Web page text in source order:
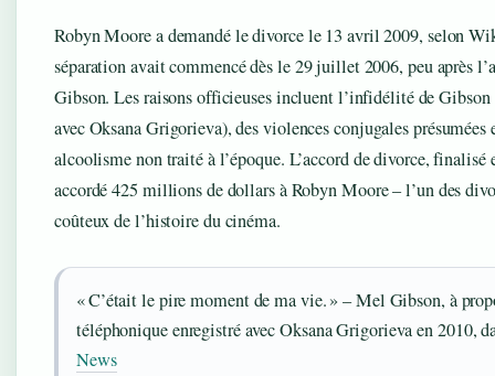
Robyn Moore a demandé le divorce le 13 avril 2009, selon
séparation avait commencé dès le 29 juillet 2006, peu après
Gibson. Les raisons officieuses incluent l’infidélité de
avec Oksana Grigorieva), des violences conjugales présumées
alcoolisme non traité à l’époque. L’accord de divorce, finalisé
accordé 425 millions de dollars à Robyn Moore – l’un des
coûteux de l’histoire du cinéma.
« C’était le pire moment de ma vie. » – Mel Gibson, à
téléphonique enregistré avec Oksana Grigorieva en 2010,
News